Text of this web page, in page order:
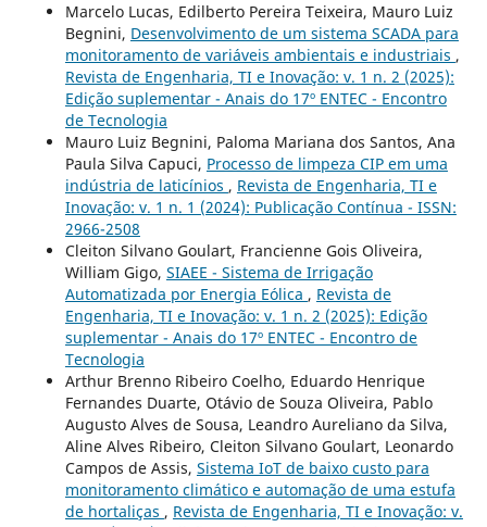
Marcelo Lucas, Edilberto Pereira Teixeira, Mauro Luiz
Begnini, Desenvolvimento de um sistema SCADA para
monitoramento de variáveis ambientais e industriais ,
Revista de Engenharia, TI e Inovação: v. 1 n. 2 (2025):
Edição suplementar - Anais do 17º ENTEC - Encontro
de Tecnologia
Mauro Luiz Begnini, Paloma Mariana dos Santos, Ana
Paula Silva Capuci, Processo de limpeza CIP em uma
indústria de laticínios , Revista de Engenharia, TI e
Inovação: v. 1 n. 1 (2024): Publicação Contínua - ISSN:
2966-2508
Cleiton Silvano Goulart, Francienne Gois Oliveira,
William Gigo, SIAEE - Sistema de Irrigação
Automatizada por Energia Eólica , Revista de
Engenharia, TI e Inovação: v. 1 n. 2 (2025): Edição
suplementar - Anais do 17º ENTEC - Encontro de
Tecnologia
Arthur Brenno Ribeiro Coelho, Eduardo Henrique
Fernandes Duarte, Otávio de Souza Oliveira, Pablo
Augusto Alves de Sousa, Leandro Aureliano da Silva,
Aline Alves Ribeiro, Cleiton Silvano Goulart, Leonardo
Campos de Assis, Sistema IoT de baixo custo para
monitoramento climático e automação de uma estufa
de hortaliças , Revista de Engenharia, TI e Inovação: v.